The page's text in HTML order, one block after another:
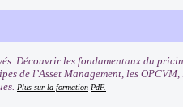
Découvrir les fondamentaux du
de l’Asset Management, les OPCVM,
Plus sur la formation PdF.